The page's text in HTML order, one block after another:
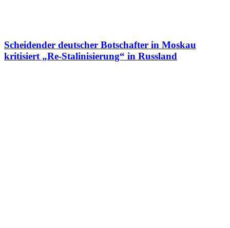
Scheidender deutscher Botschafter in Moskau
kritisiert „Re-Stalinisierung“ in Russland